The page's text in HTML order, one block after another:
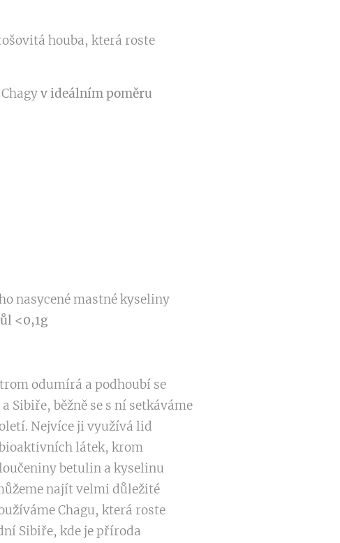
houba, která roste
v ideálním poměru
nasycené mastné kyseliny
<0,1g
odumírá a podhoubí se
Sibiře, běžně se s ní setkáváme
Nejvíce ji využívá lid
bioaktivních látek, krom
betulin a kyselinu
najít velmi důležité
Chagu, která roste
Sibiře, kde je příroda